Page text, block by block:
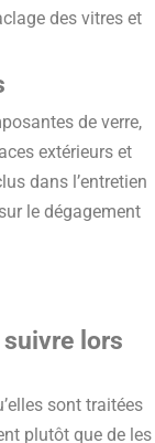
des vitres et
de verre,
extérieurs et
dans l’entretien
le dégagement
lors
sont traitées
plutôt que de les